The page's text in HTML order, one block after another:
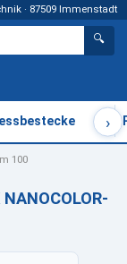
· 87509 Immenstadt
🔍
›
100